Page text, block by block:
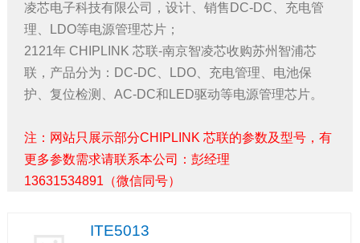
凌芯电子科技有限公司，设计、销售DC-DC、充电管
理、LDO等电源管理芯片；
2121年 CHIPLINK 芯联-南京智凌芯收购苏州智浦芯
联，产品分为：DC-DC、LDO、充电管理、电池保
护、复位检测、AC-DC和LED驱动等电源管理芯片。
注：网站只展示部分CHIPLINK 芯联的参数及型号，有
更多参数需求请联系本公司：彭经理
13631534891（微信同号）
ITE5013